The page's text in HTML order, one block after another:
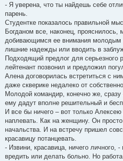
- Я уверена, что ты найдешь себе
парень.
Студентке показалось правильной
Богданом все, наконец, прояснилось,
добивающимся ее внимания молодым
лишние надежды или вводить в
Подходящий предлог для серьезного
лейтенант позвонил и предложил
Алена договорилась встретиться с
даже скверике недалеко от
Молодой командир, конечно же,
ему дадут вполне решительный и
И все бы ничего – вот только
наплевать. Как на женщину. Он
начальства. И на встречу пришел
красавицу потанцевать.
- Извини, красавица, ничего личного, -
вредить или делать больно. Но